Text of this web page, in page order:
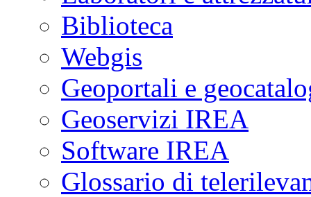
Biblioteca
Webgis
Geoportali e
Geoservizi IREA
Software IREA
Glossario di